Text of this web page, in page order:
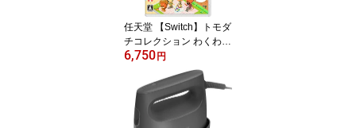
任天堂 【Switch】トモダ
チコレクション わくわく
生活 [HAC-P-BLFGA NS
W トモダチコレクション
ワクワクセイカツ]
6,750円